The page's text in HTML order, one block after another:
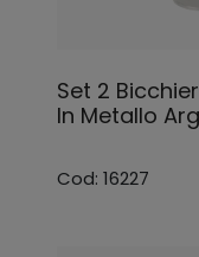
Set 2
In Metallo
Cod: 16227